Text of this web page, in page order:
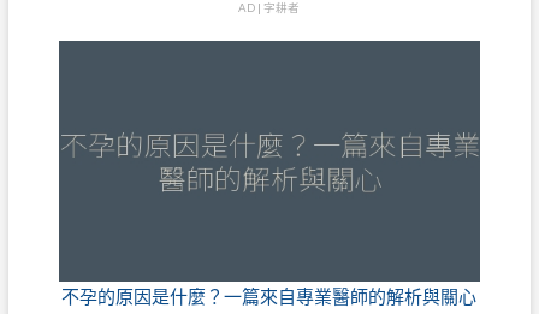
AD | 字耕者
不孕的原因是什麼？一篇來自專業醫師的解析與關心